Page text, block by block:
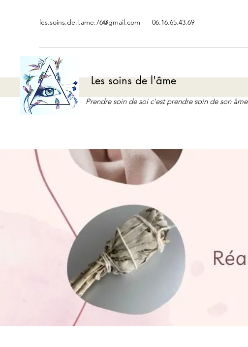
les.soins.de.l.ame.76@gmail.com 06.16.65.43.69
Les soins de l'âme
Prendre soin de soi c'est prendre soin de son âme